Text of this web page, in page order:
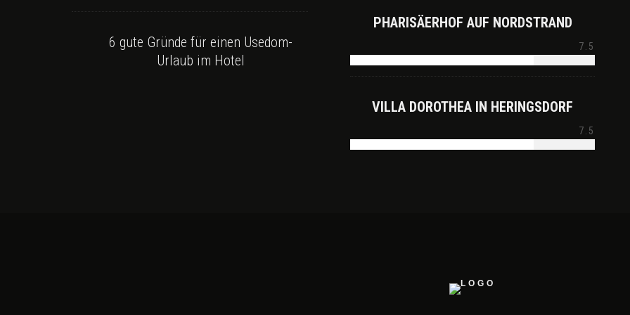
6 gute Gründe für einen Usedom-
Urlaub im Hotel
PHARISÄERHOF AUF NORDSTRAND
7.5
VILLA DOROTHEA IN HERINGSDORF
7.5